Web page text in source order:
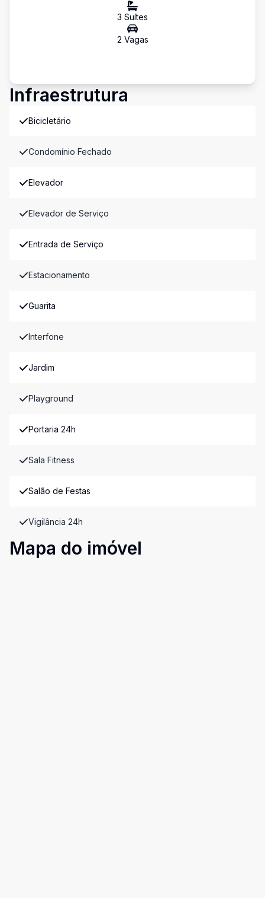
3 Suítes
2 Vagas
Infraestrutura
Bicicletário
Condomínio Fechado
Elevador
Elevador de Serviço
Entrada de Serviço
Estacionamento
Guarita
Interfone
Jardim
Playground
Portaria 24h
Sala Fitness
Salão de Festas
Vigilância 24h
Mapa do imóvel